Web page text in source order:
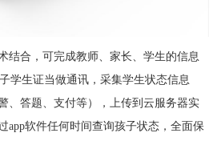
结合，可完成教师、家长、学生的信息
学生证当做通讯，采集学生状态信息
、答题、支付等），上传到云服务器实
app软件任何时间查询孩子状态，全面保